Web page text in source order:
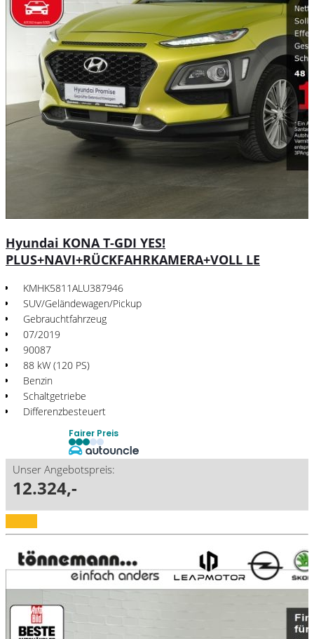
Hyundai KONA T-GDI YES!
PLUS+NAVI+RÜCKFAHRKAMERA+VOLL LE
KMHK5811ALU387946
SUV/Geländewagen/Pickup
Gebrauchtfahrzeug
07/2019
90087
88 kW (120 PS)
Benzin
Schaltgetriebe
Differenzbesteuert
Fairer Preis
Unser Angebotspreis:
12.324,-